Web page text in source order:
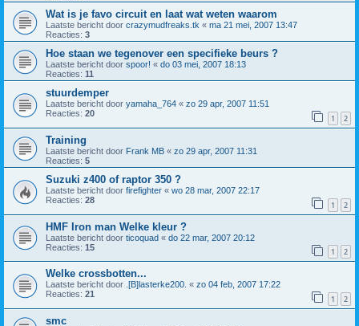
Wat is je favo circuit en laat wat weten waarom
Laatste bericht door crazymudfreaks.tk « ma 21 mei, 2007 13:47
Reacties: 3
Hoe staan we tegenover een specifieke beurs ?
Laatste bericht door spoor! « do 03 mei, 2007 18:13
Reacties: 11
stuurdemper
Laatste bericht door yamaha_764 « zo 29 apr, 2007 11:51
Reacties: 20 1 2
Training
Laatste bericht door Frank MB « zo 29 apr, 2007 11:31
Reacties: 5
Suzuki z400 of raptor 350 ?
Laatste bericht door firefighter « wo 28 mar, 2007 22:17
Reacties: 28 1 2
HMF Iron man Welke kleur ?
Laatste bericht door ticoquad « do 22 mar, 2007 20:12
Reacties: 15 1 2
Welke crossbotten...
Laatste bericht door .[B]lasterke200. « zo 04 feb, 2007 17:22
Reacties: 21 1 2
smc